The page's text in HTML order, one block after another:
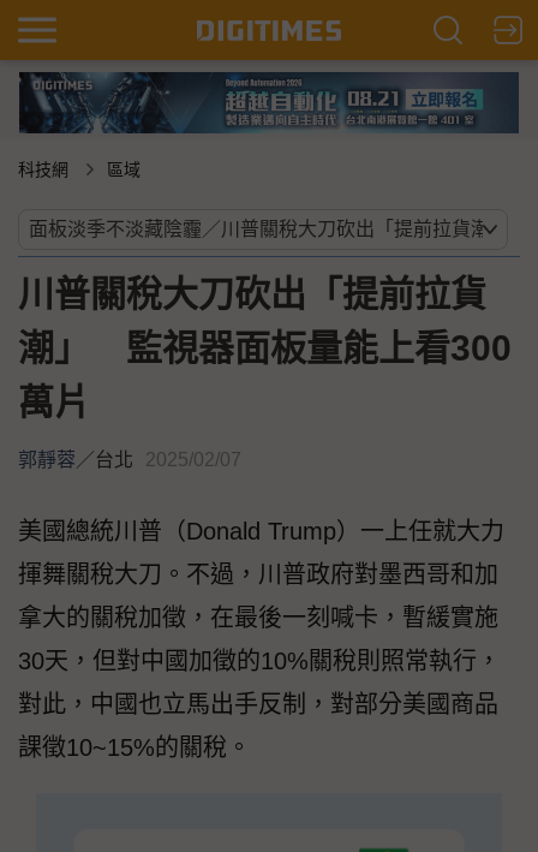
科技網 區域
川普關稅大刀砍出「提前拉貨
潮」 監視器面板量能上看300
萬片
郭靜蓉／台北 2025/02/07
美國總統川普（Donald Trump）一上任就大力
揮舞關稅大刀。不過，川普政府對墨西哥和加
拿大的關稅加徵，在最後一刻喊卡，暫緩實施
30天，但對中國加徵的10%關稅則照常執行，
對此，中國也立馬出手反制，對部分美國商品
課徵10~15%的關稅。